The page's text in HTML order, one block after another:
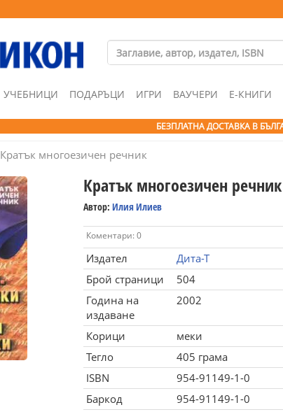
УЧЕБНИЦИ ПОДАРЪЦИ ИГРИ ВАУЧЕРИ Е-КНИГИ
БЕЗПЛАТНА ДОСТАВКА В
Кратък многоезичен речник
Кратък многоезичен речник
Автор: Илия Илиев
Коментари: 0
Издател
Дита-Т
Брой страници
504
Година на
издаване
2002
Корици
меки
Тегло
405 грама
ISBN
954-91149-1-0
Баркод
954-91149-1-0